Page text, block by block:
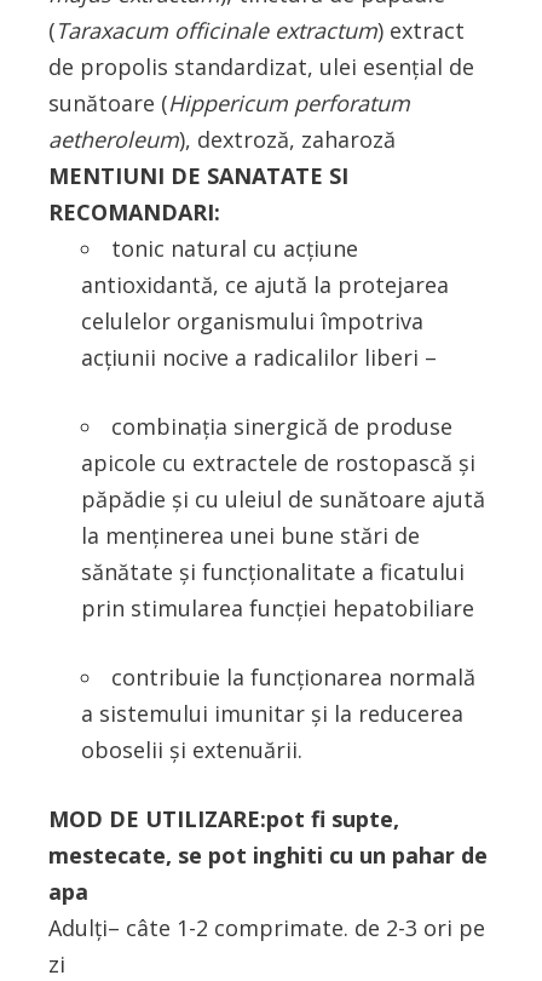
(Taraxacum officinale extractum) extract
de propolis standardizat, ulei esenţial de
sunătoare (Hippericum perforatum
aetheroleum), dextroză, zaharoză
MENTIUNI DE SANATATE SI
RECOMANDARI:
tonic natural cu acţiune
antioxidantă, ce ajută la protejarea
celulelor organismului împotriva
acţiunii nocive a radicalilor liberi –
combinaţia sinergică de produse
apicole cu extractele de rostopască şi
păpădie şi cu uleiul de sunătoare ajută
la menţinerea unei bune stări de
sănătate şi funcţionalitate a ficatului
prin stimularea funcţiei hepatobiliare
contribuie la funcţionarea normală
a sistemului imunitar şi la reducerea
oboselii şi extenuării.
MOD DE UTILIZARE:pot fi supte,
mestecate, se pot inghiti cu un pahar de
apa
Adulţi– câte 1-2 comprimate. de 2-3 ori pe
zi